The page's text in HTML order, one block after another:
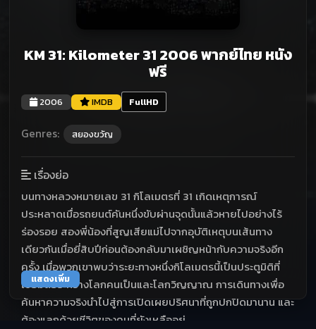
KM 31: Kilometer 31 2006 พากย์ไทย หนัง
ฟรี
2006 IMDB FullHD
Genres: สยองขวัญ
เรื่องย่อ
บนทางหลวงหมายเลข 31 กิโลเมตรที่ 31 เกิดเหตุการณ์
ประหลาดเมื่อรถยนต์คันหนึ่งขับผ่านจุดนั้นแล้วหายไปอย่างไร้
ร่องรอย สองพี่น้องที่สูญเสียแม่ไปจากอุบัติเหตุบนเส้นทาง
เดียวกันเมื่อยี่สิบปีก่อนต้องกลับมาเผชิญหน้ากับความจริงอีก
ครั้ง เมื่อพวกเขาพบว่าระยะทางหนึ่งกิโลเมตรนี้เป็นประตูมิติที่
เชื่อมต่อระหว่างโลกคนเป็นและโลกวิญญาณ การเดินทางเพื่อ
ค้นหาความจริงนำไปสู่การเปิดเผยปริศนาที่ถูกปกปิดมานาน และ
ต้องแลกด้วยชีวิตของคนที่ยังเหลืออยู่
แสดงเพิ่ม